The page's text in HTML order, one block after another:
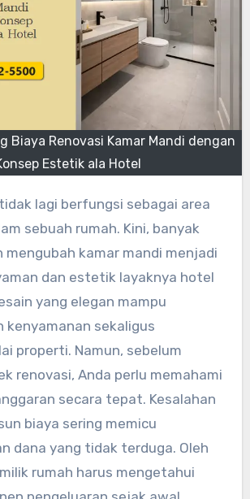
Biaya Renovasi Kamar Mandi dengan
Estetik ala Hotel
sebuah rumah. Kini, banyak
mengubah kamar mandi menjadi
dan estetik layaknya hotel
yang elegan mampu
kenyamanan sekaligus
properti. Namun, sebelum
renovasi, Anda perlu memahami
secara tepat. Kesalahan
biaya sering memicu
dana yang tidak terduga. Oleh
rumah harus mengetahui